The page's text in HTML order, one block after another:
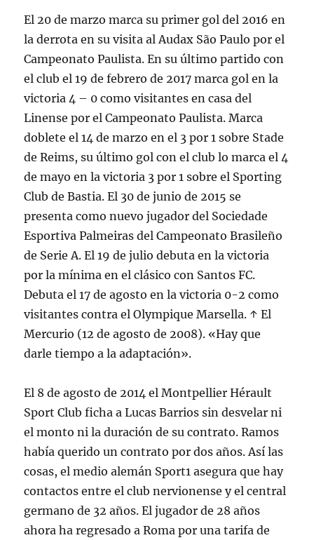
El 20 de marzo marca su primer gol del 2016 en
la derrota en su visita al Audax São Paulo por el
Campeonato Paulista. En su último partido con
el club el 19 de febrero de 2017 marca gol en la
victoria 4 – 0 como visitantes en casa del
Linense por el Campeonato Paulista. Marca
doblete el 14 de marzo en el 3 por 1 sobre Stade
de Reims, su último gol con el club lo marca el 4
de mayo en la victoria 3 por 1 sobre el Sporting
Club de Bastia. El 30 de junio de 2015 se
presenta como nuevo jugador del Sociedade
Esportiva Palmeiras del Campeonato Brasileño
de Serie A. El 19 de julio debuta en la victoria
por la mínima en el clásico con Santos FC.
Debuta el 17 de agosto en la victoria 0-2 como
visitantes contra el Olympique Marsella. ↑ El
Mercurio (12 de agosto de 2008). «Hay que
darle tiempo a la adaptación».
El 8 de agosto de 2014 el Montpellier Hérault
Sport Club ficha a Lucas Barrios sin desvelar ni
el monto ni la duración de su contrato. Ramos
había querido un contrato por dos años. Así las
cosas, el medio alemán Sport1 asegura que hay
contactos entre el club nervionense y el central
germano de 32 años. El jugador de 28 años
ahora ha regresado a Roma por una tarifa de